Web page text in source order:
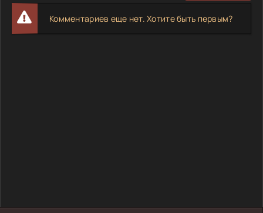
Комментариев еще нет. Хотите быть первым?